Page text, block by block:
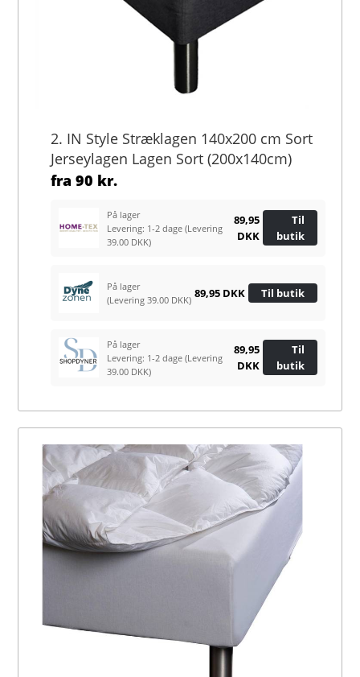
2. IN Style Stræklagen 140x200 cm Sort
Jerseylagen Lagen Sort (200x140cm)
fra90 kr.
På lager
Levering: 1-2 dage(Levering
39.00 DKK)
89,95
DKK
Til
butik
På lager
(Levering 39.00 DKK) 89,95 DKK Til butik
På lager
Levering: 1-2 dage(Levering
39.00 DKK)
89,95
DKK
Til
butik